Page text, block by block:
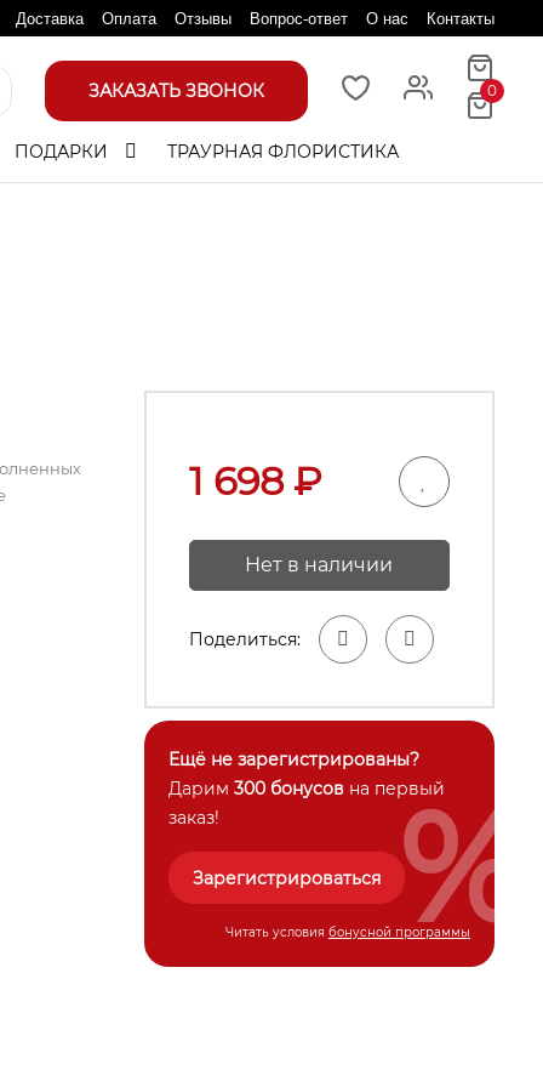
Доставка Оплата Отзывы Вопрос-ответ О нас Контакты
ЗАКАЗАТЬ ЗВОНОК 0
ПОДАРКИ ТРАУРНАЯ ФЛОРИСТИКА
1 698₽
Нет в наличии
Поделиться:
Ещё не зарегистрированы?
Дарим 300 бонусовна первый
заказ!
Зарегистрироваться
Читать условия бонусной программы
%